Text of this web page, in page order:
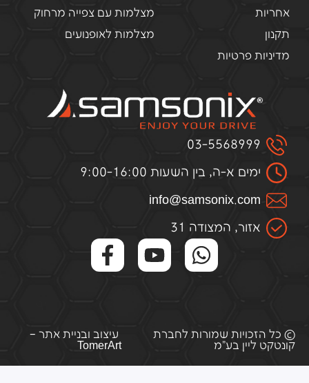
אחריות
תקנון
מדיניות פרטיות
מצלמות עם צפייה מרחוק
מצלמות לאופנועים
03-5568999
ימים א-ה, בין השעות 9:00-16:00
infо@samsоnix.cоm
אזור, המצודה 31
© כל הזכויות שמורות לחברת
קונטקט ליין בע"מ
עיצוב ובניית אתר –
TomerArt